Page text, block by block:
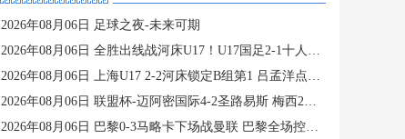
2026年08月06日 足球之夜-未来可期
2026年08月06日 全胜出线战河床U17！U17国足2-1十人药厂U17 赵松源登场1分钟传射
2026年08月06日 上海U17 2-2河床锁定B组第1 吕孟洋点射阿布力米破门 将战A组第2
2026年08月06日 联盟杯-迈阿密国际4-2圣路易斯 梅西2射1传 阿伦助攻戴帽
2026年08月06日 巴黎0-3马略卡下场战曼联 巴黎全场控球近6成+8射3正未果